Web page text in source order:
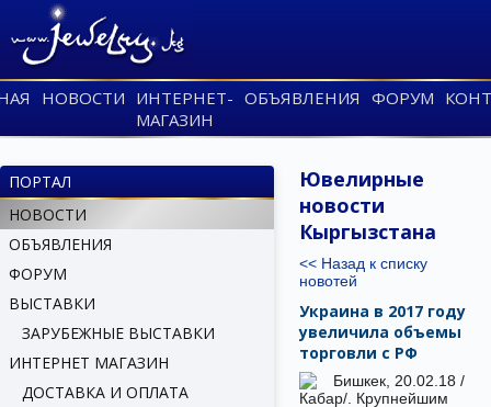
НОВОСТИ ИНТЕРНЕТ-
МАГАЗИН
ОБЪЯВЛЕНИЯ ФОРУМ
ПОРТАЛ
НОВОСТИ
ОБЪЯВЛЕНИЯ
ФОРУМ
ВЫСТАВКИ
ЗАРУБЕЖНЫЕ ВЫСТАВКИ
ИНТЕРНЕТ МАГАЗИН
ДОСТАВКА И ОПЛАТА
Ювелирные
новости
Кыргызстана
<< Назад к списку
новотей
Украина в 2017 году
увеличила объемы
торговли с РФ
Бишкек, 20.02.18 /
Кабар/. Крупнейшим